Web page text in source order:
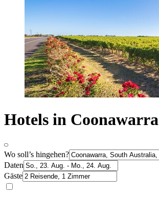
Hotels in Coonawarra
Wo soll’s hingehen?
Daten
Gäste